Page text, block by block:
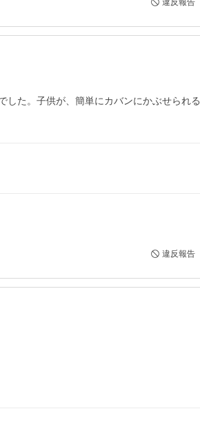
違反報告
た。子供が、簡単にカバンにかぶせられ
違反報告